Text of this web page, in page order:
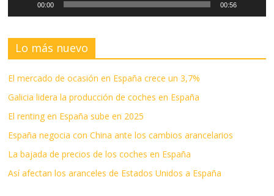
00:00 00:56
Lo más nuevo
El mercado de ocasión en España crece un 3,7%
Galicia lidera la producción de coches en España
El renting en España sube en 2025
España negocia con China ante los cambios arancelarios
La bajada de precios de los coches en España
Así afectan los aranceles de Estados Unidos a España